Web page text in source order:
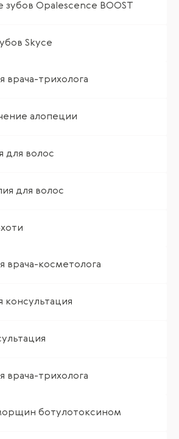
зубов Opalescence BOOST
Skyce
врача-трихолога
алопеции
для волос
для волос
врача-косметолога
консультация
врача-трихолога
ботулотоксином